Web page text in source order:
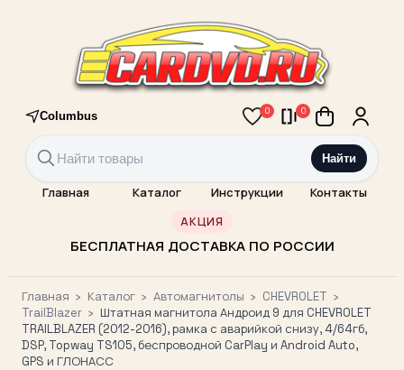
Columbus 0 0
Найти
Главная Каталог Инструкции Контакты
АКЦИЯ
БЕСПЛАТНАЯ ДОСТАВКА ПО РОССИИ
Главная › Каталог › Автомагнитолы › CHEVROLET ›
TrailBlazer › Штатная магнитола Андроид 9 для CHEVROLET
TRAILBLAZER (2012-2016), рамка с аварийкой снизу, 4/64гб,
DSP, Topway TS105, беспроводной CarPlay и Android Auto,
GPS и ГЛОНАСС